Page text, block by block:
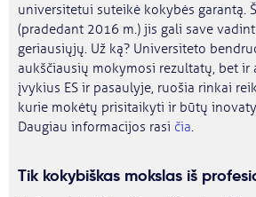
universitetui suteikė kokybės garantą.
(pradedant 2016 m.) jis gali save
geriausiųjų. Už ką? Universiteto
aukščiausių mokymosi rezultatų, bet ir
įvykius ES ir pasaulyje, ruošia rinkai
kurie mokėtų prisitaikyti ir būtų
Daugiau informacijos rasi čia.
Tik kokybiškas mokslas iš